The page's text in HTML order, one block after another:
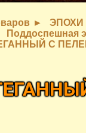
ЭПОХИ
Поддоспешная
С